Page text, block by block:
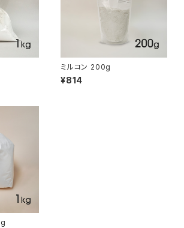
ミルコン 200g
¥814